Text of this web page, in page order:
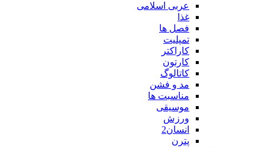
عربی اسلامی
غذا
فصل ها
تمپلیت
کاراکتر
کارتون
کاتالوگ
مد و فشن
مناسبت ها
موسیقی
ورزش
انسان2
پترن